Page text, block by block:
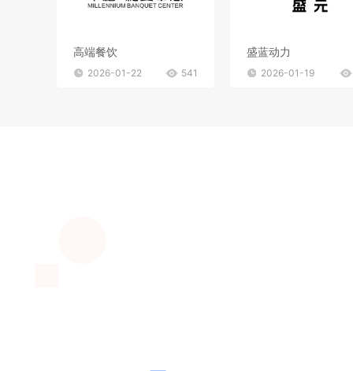
高端餐饮
2026-01-22 541
盛蓝动力
2026-01-19